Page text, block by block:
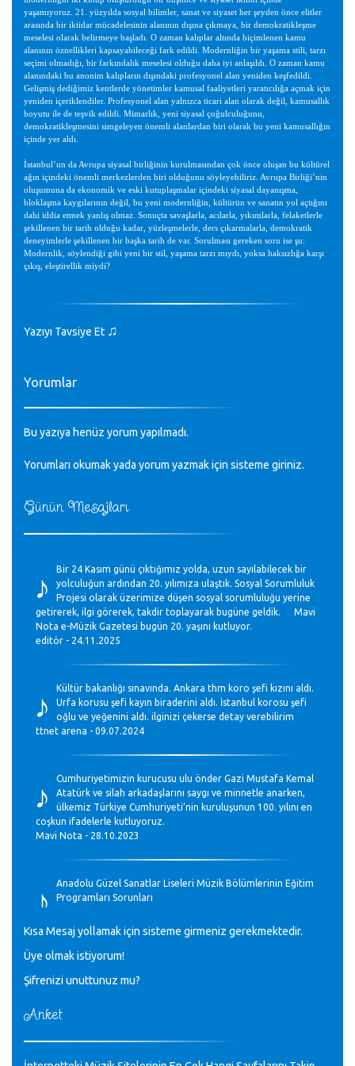
Günün Mesajları
♪
Bir 24 Kasım günü çıktığımız yolda, uzun sayılabilecek bir
yolculuğun ardından 20. yılımıza ulaştık. Sosyal Sorumluluk
Projesi olarak üzerimize düşen sosyal sorumluluğu yerine
getirerek, ilgi görerek, takdir toplayarak bugüne geldik. Mavi
Nota e-Müzik Gazetesi bugün 20. yaşını kutluyor.
editör - 24.11.2025
♪
Kültür bakanlığı sınavında. Ankara thm koro şefi kızını aldı.
Urfa korusu şefi kayın biraderini aldı. İstanbul korosu şefi
oğlu ve yeğenini aldı. ilginizi çekerse detay verebilirim
ttnet arena - 09.07.2024
♪
Cumhuriyetimizin kurucusu ulu önder Gazi Mustafa Kemal
Atatürk ve silah arkadaşlarını saygı ve minnetle anarken,
ülkemiz Türkiye Cumhuriyeti’nin kuruluşunun 100. yılını en
coşkun ifadelerle kutluyoruz.
Mavi Nota - 28.10.2023
♪
Anadolu Güzel Sanatlar Liseleri Müzik Bölümlerinin Eğitim
Programları Sorunları
♪
GEÇMİŞ OLSUN TÜRKİYE!
Mavi Nota - 07.02.2023
♪
30 yıl sonra karşılaşmak çok güzel Kurtuluş, teveccüh
Kısa Mesaj yollamak için sisteme girmeniz gerekmektedir.
Üye olmak istiyorum!
Şifrenizi unuttunuz mu?
Anket
yaşamıyoruz. 21. yüzyılda sosyal bilimler, sanat ve siyaset her şeyden önce elitler
arasında bir iktidar mücadelesinin alanının dışına çıkmaya, bir demokratikleşme
meselesi olarak belirmeye başladı. O zaman kalıplar altında biçimlenen kamu
alanının öznellikleri kapsayabileceği fark edildi. Modernliğin bir yaşama stili, tarzı
seçimi olmadığı, bir farkındalık meselesi olduğu daha iyi anlaşıldı. O zaman kamu
alanındaki bu anonim kalıpların dışındaki profesyonel alan yeniden keşfedildi.
Gelişmiş dediğimiz kentlerde yönetimler kamusal faaliyetleri yaratıcılığa açmak için
yeniden içeriklendiler. Profesyonel alan yalnızca ticari alan olarak değil, kamusallık
boyutu ile de teşvik edildi. Mimarlık, yeni siyasal çoğulculuğunu,
demokratikleşmesini simgeleyen önemli alanlardan biri olarak bu yeni kamusallığın
içinde yer aldı.
İstanbul’un da Avrupa siyasal birliğinin kurulmasından çok önce oluşan bu kültürel
ağın içindeki önemli merkezlerden biri olduğunu söyleyebiliriz. Avrupa Birliği’nin
oluşumuna da ekonomik ve eski kutuplaşmalar içindeki siyasal dayanışma,
bloklaşma kaygılarının değil, bu yeni modernliğin, kültürün ve sanatın yol açtığını
dahi iddia etmek yanlış olmaz. Sonuçta savaşlarla, acılarla, yıkımlarla, felaketlerle
şekillenen bir tarih olduğu kadar, yüzleşmelerle, ders çıkarmalarla, demokratik
deneyimlerle şekillenen bir başka tarih de var. Sorulması gereken soru ise şu:
Modernlik, söylendiği gibi yeni bir stil, yaşama tarzı mıydı, yoksa haksızlığa karşı
çıkış, eleştirellik miydi?
Yazıyı Tavsiye Et ♫
Yorumlar
Bu yazıya henüz yorum yapılmadı.
Yorumları okumak yada yorum yazmak için sisteme giriniz.